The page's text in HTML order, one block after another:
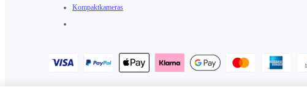
Kompaktkameras